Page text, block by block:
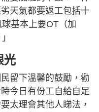
天氣都要返工包括十
基本上要OT（加
光
留下溫馨的鼓勵，勸
今日有份工自給自足
太理會其他人睇法，